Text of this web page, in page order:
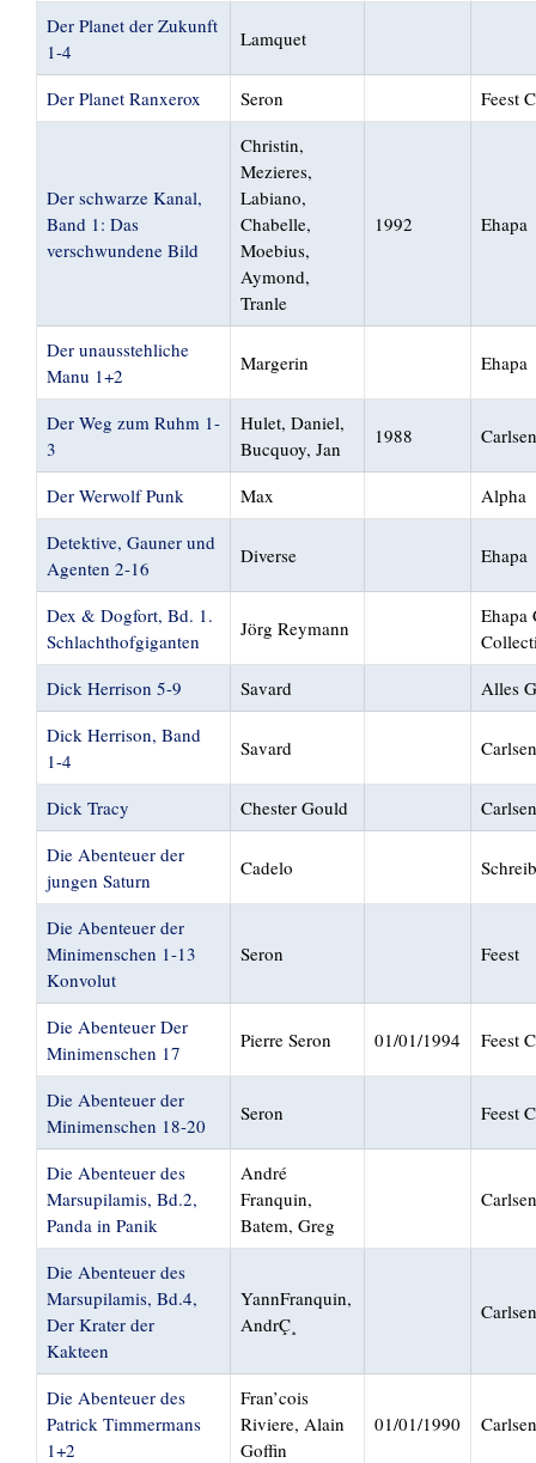
Der Planet der Zukunft
1-4
Lamquet
Der Planet Ranxerox Seron Feest
Der schwarze Kanal,
Band 1: Das
verschwundene Bild
Christin,
Mezieres,
Labiano,
Chabelle,
Moebius,
Aymond,
Tranle
1992 Ehapa
Der unausstehliche
Manu 1+2
Margerin Ehapa
Der Weg zum Ruhm 1-
3
Hulet, Daniel,
Bucquoy, Jan
1988 Carlsen
Der Werwolf Punk Max
Alpha
Detektive, Gauner und
Agenten 2-16
Diverse Ehapa
Dex & Dogfort, Bd. 1.
Schlachthofgiganten
Jörg Reymann
Ehapa
Dick Herrison 5-9
Savard
Alles
Dick Herrison, Band
1-4
Savard Carlsen
Dick Tracy Chester Gould
Die Abenteuer der
jungen Saturn
Cadelo
Die Abenteuer der
Minimenschen 1-13
Konvolut
Seron Feest
Die Abenteuer Der
Minimenschen 17
Pierre Seron 01/01/1994 Feest
Die Abenteuer der
Minimenschen 18-20
Seron Feest
Die Abenteuer des
Marsupilamis, Bd.2,
Panda in Panik
André
Franquin,
Batem, Greg
Carlsen
Die Abenteuer des
Marsupilamis, Bd.4,
Der Krater der
Kakteen
YannFranquin,
AndrÇ¸
Die Abenteuer des
Patrick Timmermans
1+2
Fran’cois
Riviere, Alain
Goffin
01/01/1990